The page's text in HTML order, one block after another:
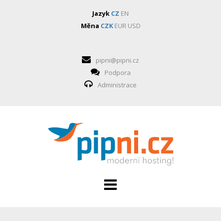
Jazyk CZ EN
Měna CZK EUR USD
pipni@pipni.cz
Podpora
Administrace